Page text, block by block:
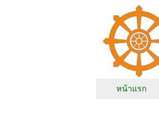
หน้าแรก